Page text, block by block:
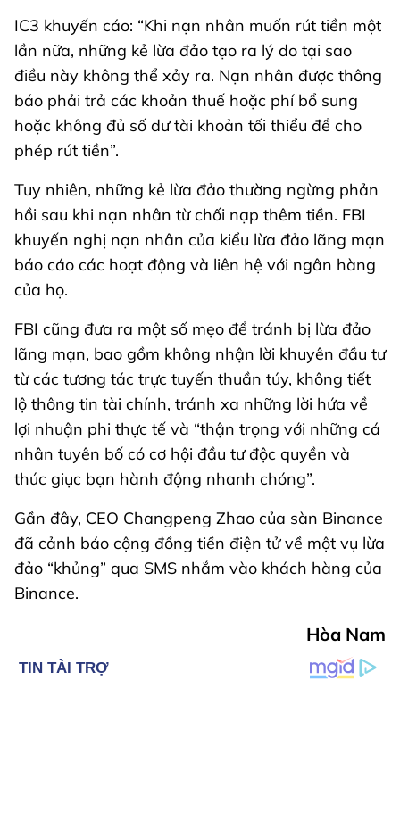
IC3 khuyến cáo: “Khi nạn nhân muốn rút tiền một
lần nữa, những kẻ lừa đảo tạo ra lý do tại sao
điều này không thể xảy ra. Nạn nhân được thông
báo phải trả các khoản thuế hoặc phí bổ sung
hoặc không đủ số dư tài khoản tối thiểu để cho
phép rút tiền”.
Tuy nhiên, những kẻ lừa đảo thường ngừng phản
hồi sau khi nạn nhân từ chối nạp thêm tiền. FBI
khuyến nghị nạn nhân của kiểu lừa đảo lãng mạn
báo cáo các hoạt động và liên hệ với ngân hàng
của họ.
FBI cũng đưa ra một số mẹo để tránh bị lừa đảo
lãng mạn, bao gồm không nhận lời khuyên đầu tư
từ các tương tác trực tuyến thuần túy, không tiết
lộ thông tin tài chính, tránh xa những lời hứa về
lợi nhuận phi thực tế và “thận trọng với những cá
nhân tuyên bố có cơ hội đầu tư độc quyền và
thúc giục bạn hành động nhanh chóng”.
Gần đây, CEO Changpeng Zhao của sàn Binance
đã cảnh báo cộng đồng tiền điện tử về một vụ lừa
đảo “khủng” qua SMS nhắm vào khách hàng của
Binance.
Hòa Nam